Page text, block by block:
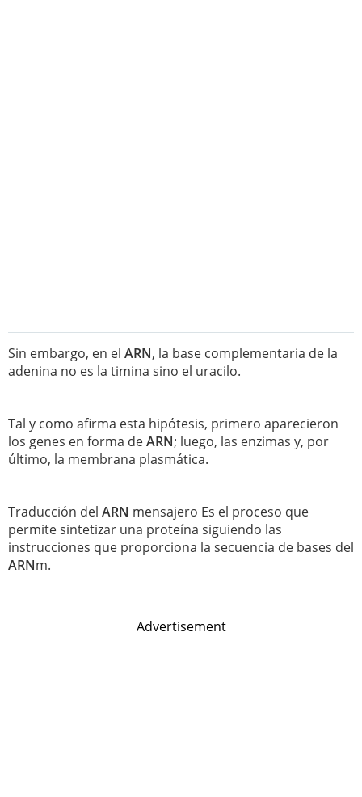
Sin embargo, en el ARN, la base complementaria de la
adenina no es la timina sino el uracilo.
Tal y como afirma esta hipótesis, primero aparecieron
los genes en forma deARN; luego, las enzimas y, por
último, la membrana plasmática.
Traducción del ARN mensajero Es el proceso que
permite sintetizar una proteína siguiendo las
instrucciones que proporciona la secuencia de bases del
ARNm.
Advertisement